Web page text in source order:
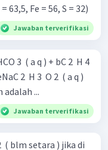
63,5, Fe = 56, S = 32)
Jawaban terverifikasi
2 ​ H 3 ​ O 2 ​ ( a q )
adalah ...
Jawaban terverifikasi
( blm setara ) jika di